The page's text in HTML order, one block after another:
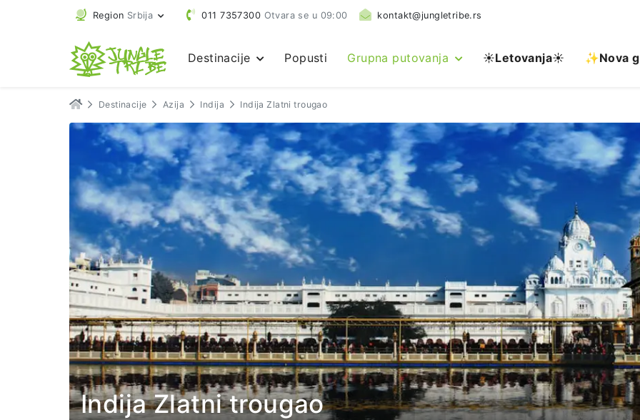
Region Srbija 011 7357300 Otvara se u 09:00 kontakt@jungletribe.rs
Destinacije Popusti Grupna putovanja ☀️Letovanja☀️ ✨Nova
Destinacije Azija Indija Indija Zlatni trougao
Indija Zlatni trougao